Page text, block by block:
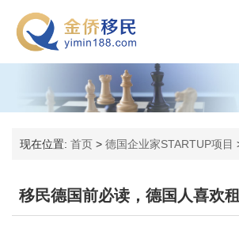
现在位置: 首页 > 德国企业家STARTUP项目
移民德国前必读，德国人喜欢